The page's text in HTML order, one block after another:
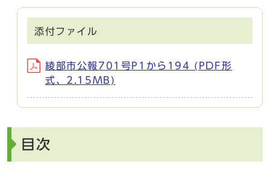
添付ファイル
綾部市公報701号P1から194 (PDF形
式、2.15MB)
目次